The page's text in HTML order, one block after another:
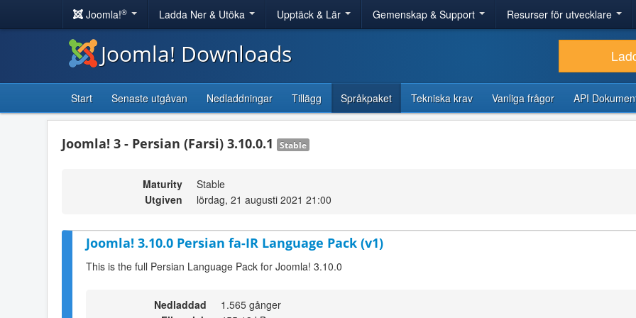
Joomla!® Ladda Ner & Utöka Upptäck & Lär Gemenskap & Support Resurser för utvecklare
Joomla! Downloads
Start Senaste utgåvan Nedladdningar Tillägg Språkpaket Tekniska krav Vanliga frågor API
Joomla! 3 - Persian (Farsi) 3.10.0.1 Stable
Maturity
Stable
Utgiven
lördag, 21 augusti 2021 21:00
Joomla! 3.10.0 Persian fa-IR Language Pack (v1)
This is the full Persian Language Pack for Joomla! 3.10.0
Nedladdad
1.565 gånger